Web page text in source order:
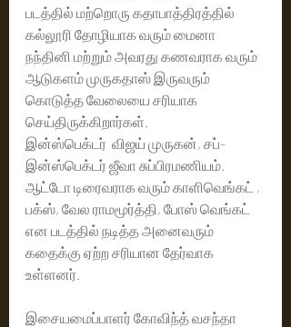
படத்தில் மற்றொரு கதாபாத்திரத்தில்
கல்லூரி தோழியாக வரும் மைனா
நந்தினி மற்றும் அவரது கணவராக வரும்
ஆடுகளம் முருகதாஸ் இருவரும்
கொடுத்த வேலையை சரியாக
செய்திருக்கிறார்கள்.
இன்ஸ்பெக்டர்  விஜய் முருகன், சப்-
இன்ஸ்பெக்டர் ஜீவா சுப்பிரமணியம்.
ஆட்டோ டிரைவராக வரும் காளிவெங்கட் ,
பக்ஸ், வேல ராமமூர்த்தி, போஸ் வெங்கட்
என படத்தில் நடித்த அனைவரும்
கதைக்கு ஏற்ற சரியான தேர்வாக
உள்ளனர்.
இசையமைப்பாளர் கோவிந்த் வசந்தா